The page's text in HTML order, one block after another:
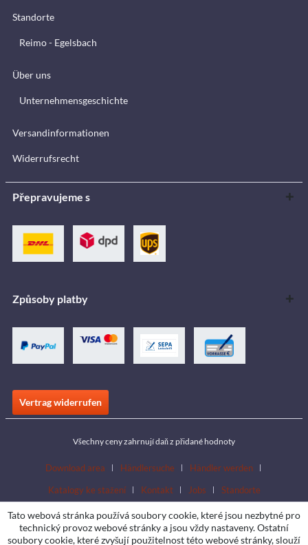
Standorte
Reimo - Egelsbach
Über uns
Unternehmensgeschichte
Versandinformationen
Widerrufsrecht
Přepravujeme s
Způsoby platby
Vertrag widerrufen
Všechny ceny zahrnují daň z přidané hodnoty
Download area Händlersuche
Händler werden
Katalogy ke stažení
Kontakt Jobs Standorte
Tato webová stránka používá soubory cookie, které jsou nezbytné pro
technický provoz webové stránky a jsou vždy nastaveny. Ostatní
soubory cookie, které zvyšují použitelnost této webové stránky, slouží